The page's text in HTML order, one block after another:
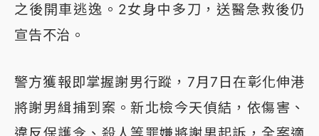
之後開車逃逸。2女身中多刀，送醫急救後仍
宣告不治。
警方獲報即掌握謝男行蹤，7月7日在彰化伸港
將謝男緝捕到案。新北檢今天偵結，依傷害、